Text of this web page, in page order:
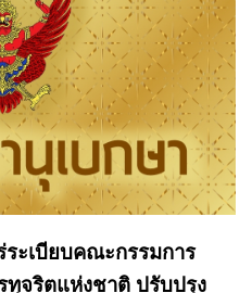
ระเบียบคณะกรรมการ
ทุจริตแห่งชาติ ปรับปรุง